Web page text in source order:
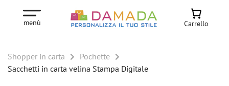
menù Carrello
Shopper in carta
Pochette
Sacchetti in carta velina Stampa Digitale